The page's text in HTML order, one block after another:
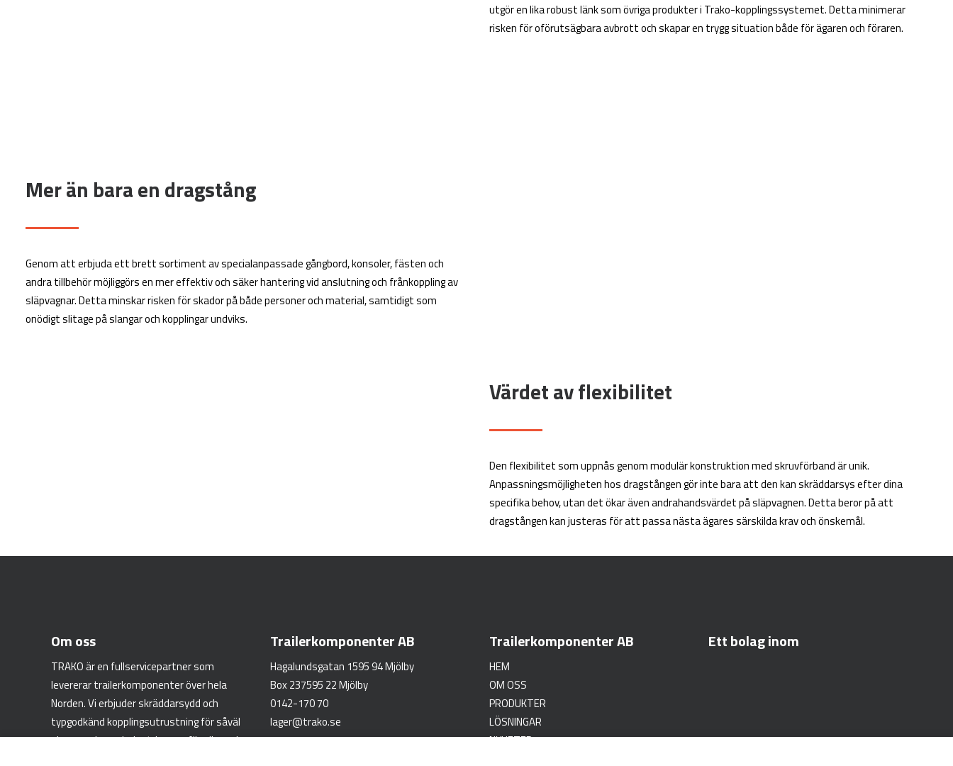
utgör en lika robust länk som övriga produkter i Trako-kopplingssystemet. Detta minimerar
risken för oförutsägbara avbrott och skapar en trygg situation både för ägaren och föraren.
Mer än bara en dragstång
Genom att erbjuda ett brett sortiment av specialanpassade gångbord, konsoler, fästen och
andra tillbehör möjliggörs en mer effektiv och säker hantering vid anslutning och frånkoppling av
släpvagnar. Detta minskar risken för skador på både personer och material, samtidigt som
onödigt slitage på slangar och kopplingar undviks.
Värdet av flexibilitet
Den flexibilitet som uppnås genom modulär konstruktion med skruvförband är unik.
Anpassningsmöjligheten hos dragstången gör inte bara att den kan skräddarsys efter dina
specifika behov, utan det ökar även andrahandsvärdet på släpvagnen. Detta beror på att
dragstången kan justeras för att passa nästa ägares särskilda krav och önskemål.
Om oss
TRAKO är en fullservicepartner som
levererar trailerkomponenter över hela
Norden. Vi erbjuder skräddarsydd och
typgodkänd kopplingsutrustning för såväl
skogs- och gruvindustrin som för väg- och
Trailerkomponenter AB
Hagalundsgatan 1595 94 Mjölby
Box 237595 22 Mjölby
0142-170 70
lager@trako.se
Trailerkomponenter AB
HEM
OM OSS
PRODUKTER
LÖSNINGAR
NYHETER
Ett bolag inom